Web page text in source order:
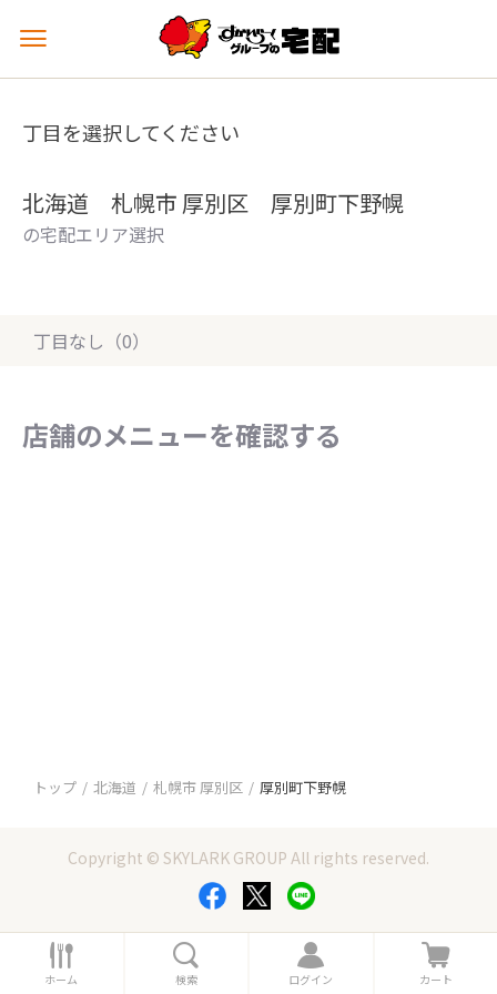
メ
ュ
を
丁目を選択してください
北海道 札幌市 厚別区 厚別町下野幌
の宅配エリア選択
丁目なし（0）
店舗のメニューを確認する
トップ 北海道 札幌市 厚別区 厚別町下野幌
Copyright © SKYLARK GROUP All rights reserved.
ホ
ー
ホーム 索
検索
ロ
グ
ログイン
カ
ー
カート